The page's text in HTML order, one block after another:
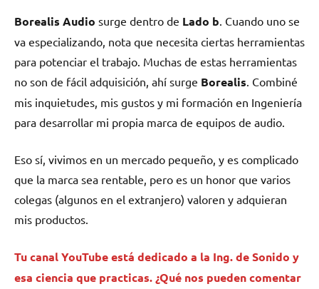
Borealis Audio surge dentro de Lado b . Cuando uno se
va especializando, nota que necesita ciertas herramientas
para potenciar el trabajo. Muchas de estas herramientas
no son de fácil adquisición, ahí surge Borealis . Combiné
mis inquietudes, mis gustos y mi formación en Ingeniería
para desarrollar mi propia marca de equipos de audio.
Eso sí, vivimos en un mercado pequeño, y es complicado
que la marca sea rentable, pero es un honor que varios
colegas (algunos en el extranjero) valoren y adquieran
mis productos.
Tu canal YouTube está dedicado a la Ing. de Sonido y
esa ciencia que practicas. ¿Qué nos pueden comentar